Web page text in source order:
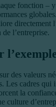
fonction –
directement
l’entreprise.
des valeurs
Les cadres
la
culture